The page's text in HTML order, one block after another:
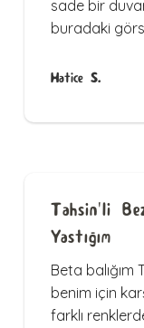
sade bir
buradaki
Hatice S.
Tahsin'li
Yastığım
Beta balığım
benim için
farklı